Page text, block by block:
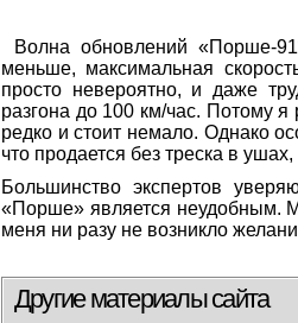
Волна обновлений «Порше-
меньше, максимальная
просто невероятно, и даже
разгона до 100 км/час. Потому я
редко и стоит немало. Однако
что продается без треска в
Большинство экспертов
«Порше» является неудобным.
меня ни разу не возникло
Другие материалы сайта